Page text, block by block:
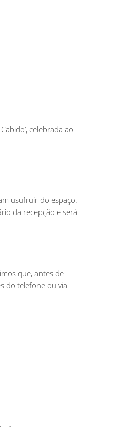
celebrada ao
usufruir do espaço.
da recepção e será
que, antes de
do telefone ou via